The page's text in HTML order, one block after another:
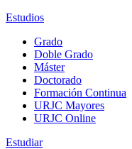
Estudios
Grado
Doble Grado
Máster
Doctorado
Formación Continua
URJC Mayores
URJC Online
Estudiar